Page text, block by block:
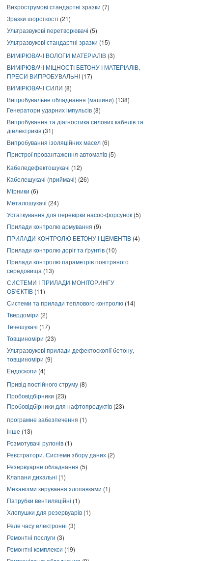
Вихрострумові стандартні зразки (7)
Зразки шорсткості (21)
Ультразвукові перетворювачі (5)
Ультразвукові стандартні зразки (15)
ВИМІРЮВАЧІ ВОЛОГИ МАТЕРІАЛІВ (3)
ВИМІРЮВАЧІ МІЦНОСТІ БЕТОНУ І МАТЕРІАЛІВ,
ПРЕСИ ВИПРОБУВАЛЬНІ (17)
ВИМІРЮВАЧІ СИЛИ (8)
Випробувальне обладнання (машини) (138)
Генератори ударних імпульсів (8)
Випробування та діагностика силових кабелів та
діелектриків (31)
Випробування ізоляційних масел (6)
Пристрої провантаження автоматів (5)
Кабеледефектошукачі (12)
Кабелешукачі (приймачі) (26)
Мірники (6)
Металошукачі (24)
Устаткування для перевірки насос-форсунок (5)
Прилади контролю армування (9)
ПРИЛАДИ КОНТРОЛЮ БЕТОНУ І ЦЕМЕНТІВ (4)
Прилади контролю доріг та ґрунтів (10)
Прилади контролю параметрів повітряного
середовища (13)
СИСТЕМИ І ПРИЛАДИ МОНІТОРИНГУ
ОБ'ЄКТІВ (11)
Системи та прилади теплового контролю (14)
Твердоміри (2)
Течешукачі (17)
Товщиноміри (23)
Ультразвукові прилади дефектоскопії бетону,
товщиноміри (9)
Ендоскопи (4)
Привід постійного струму (8)
Пробовідбірники (23)
Пробовідбірники для нафтопродуктів (23)
програмне забезпечення (1)
інше (13)
Розмотувачі рулонів (1)
Реєстратори. Системи збору даних (2)
Резервуарне обладнання (5)
Клапани дихальні (1)
Механізми керування хлопавками (1)
Патрубки вентиляційні (1)
Хлопушки для резервуарів (1)
Реле часу електронні (3)
Ремонтні послуги (3)
Ремонтні комплекси (19)